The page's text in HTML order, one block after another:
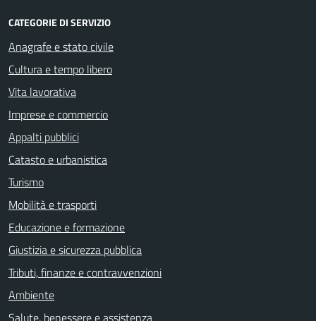
CATEGORIE DI SERVIZIO
Anagrafe e stato civile
Cultura e tempo libero
Vita lavorativa
Imprese e commercio
Appalti pubblici
Catasto e urbanistica
Turismo
Mobilità e trasporti
Educazione e formazione
Giustizia e sicurezza pubblica
Tributi, finanze e contravvenzioni
Ambiente
Salute, benessere e assistenza